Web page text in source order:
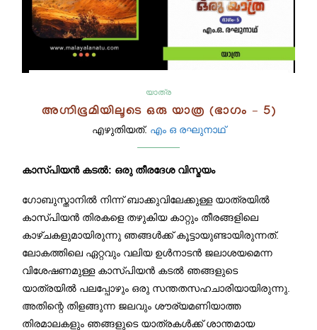
യാത്ര
അഗ്നിഭൂമിയിലൂടെ ഒരു യാത്ര (ഭാഗം – 5)
എഴുതിയത്. എം ഒ രഘുനാഥ്‌
കാസ്പിയൻ കടൽ: ഒരു തീരദേശ വിസ്മയം
ഗോബുസ്താനിൽ നിന്ന് ബാക്കുവിലേക്കുള്ള യാത്രയിൽ
കാസ്പിയൻ തിരകളെ തഴുകിയ കാറ്റും തീരങ്ങളിലെ
കാഴ്ചകളുമായിരുന്നു ഞങ്ങൾക്ക് കൂട്ടായുണ്ടായിരുന്നത്.
ലോകത്തിലെ ഏറ്റവും വലിയ ഉൾനാടൻ ജലാശയമെന്ന
വിശേഷണമുള്ള കാസ്പിയൻ കടൽ ഞങ്ങളുടെ
യാത്രയിൽ പലപ്പോഴും ഒരു സന്തതസഹചാരിയായിരുന്നു.
അതിന്റെ തിളങ്ങുന്ന ജലവും ശൗര്യമണിയാത്ത
തിരമാലകളും ഞങ്ങളുടെ യാത്രകൾക്ക് ശാന്തമായ